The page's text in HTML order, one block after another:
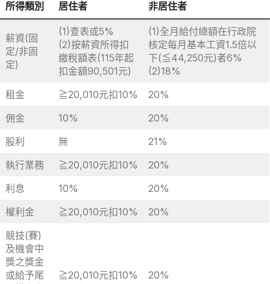
所得類別 居住者 非居住者
薪資(固
定/非固
定)
(1)查表或5%
(2)按薪資所得扣
繳稅額表(115年起
扣金額90,501元)
(1)全月給付總額在行政院
核定每月基本工資1.5倍以
下(≦44,250元)者6%
(2)18%
租金
≧20,010元扣10%
20%
佣金
10%
20%
股利
無
21%
執行業務
≧20,010元扣10%
20%
利息
10%
20%
權利金
≧20,010元扣10%
20%
競技(賽)
及機會中
獎之獎金
或給予尾
≧20,010元扣10% 20%